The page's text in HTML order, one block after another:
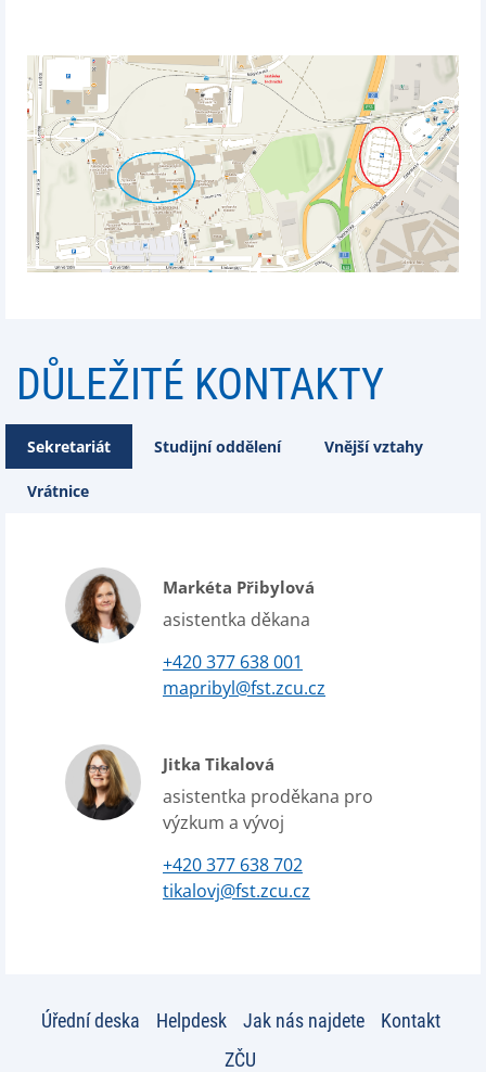
DŮLEŽITÉ KONTAKTY
Sekretariát Studijní oddělení Vnější vztahy
Vrátnice
Markéta Přibylová
asistentka děkana
+420 377 638 001
mapribyl@fst.zcu.cz
Jitka Tikalová
asistentka proděkana pro
výzkum a vývoj
+420 377 638 702
tikalovj@fst.zcu.cz
Úřední deska Helpdesk Jak nás najdete
Kontakt
ZČU